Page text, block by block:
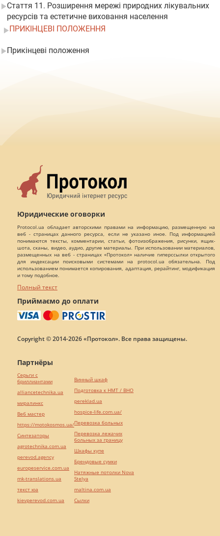
Стаття 11. Розширення мережі природних лікувальних
ресурсів та естетичне виховання населення
ПРИКІНЦЕВІ ПОЛОЖЕННЯ
Прикінцеві положення
Юридические оговорки
Protocol.ua обладает авторскими правами на информацию, размещенную на
веб - страницах данного ресурса, если не указано иное. Под информацией
понимаются тексты, комментарии, статьи, фотоизображения, рисунки, ящик-
шота, сканы, видео, аудио, другие материалы. При использовании материалов,
размещенных на веб - страницах «Протокол» наличие гиперссылки открытого
для индексации поисковыми системами на protocol.ua обязательна. Под
использованием понимается копирования, адаптация, рерайтинг, модификация
и тому подобное.
Полный текст
Приймаємо до оплати
Copyright © 2014-2026 «Протокол». Все права защищены.
Партнёры
Серьги с
бриллиантами
alliancetechnika.ua
миралинкс
Веб мастер
https://motokosmos.ua/
Синтезаторы
agrotechnika.com.ua
perevod.agency
europeservice.com.ua
mk-translations.ua
текст юа
kievperevod.com.ua
Винный шкаф
Подготовка к НМТ / ВНО
pereklad.ua
hospice-life.com.ua/
Перевозка больных
Перевозка лежачих
больных за границу
Шкафы купе
Брендовые сумки
Натяжные потолки Nova
Stelya
maltina.com.ua
Cылки